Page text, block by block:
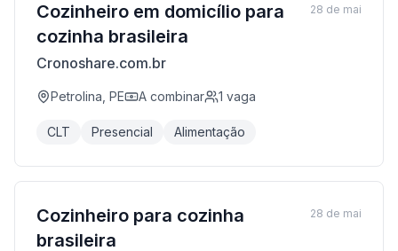
Cozinheiro em domicílio para
cozinha brasileira
Cronoshare.com.br
Petrolina, PE A combinar 1 vaga
CLT Presencial Alimentação
28 de mai
Cozinheiro para cozinha
brasileira
28 de mai